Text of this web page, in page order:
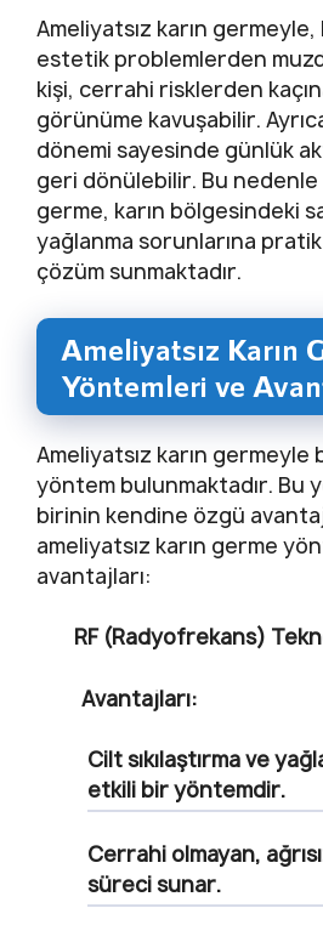
Ameliyatsız karın
estetik problemlerden
kişi, cerrahi risklerden
görünüme kavuşabilir.
dönemi sayesinde günlük
geri dönülebilir. Bu nedenle
germe, karın bölgesindeki
yağlanma sorunlarına
çözüm sunmaktadır.
Ameliyatsız Karın
Yöntemleri ve
Ameliyatsız karın germeyle
yöntem bulunmaktadır. Bu
birinin kendine özgü
ameliyatsız karın germe
avantajları:
RF (Radyofrekans)
Avantajları:
Cilt sıkılaştırma ve
etkili bir yöntemdir.
Cerrahi olmayan,
süreci sunar.